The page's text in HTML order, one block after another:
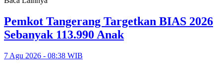
Pemkot Tangerang Targetkan BIAS 2026
Sebanyak 113.990 Anak
7 Agu 2026 - 08:38 WIB